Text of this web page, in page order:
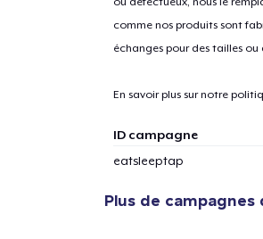
comme nos produits sont
échanges pour des tailles ou
En savoir plus sur notre
ID campagne
eatsleeptap
Plus de campagnes